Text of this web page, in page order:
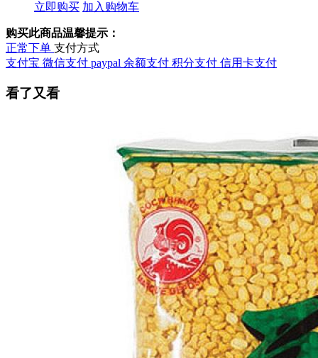
立即购买 加入购物车
购买此商品温馨提示：
正常下单 支付方式
支付宝 微信支付 paypal 余额支付 积分支付 信用卡支付
看了又看